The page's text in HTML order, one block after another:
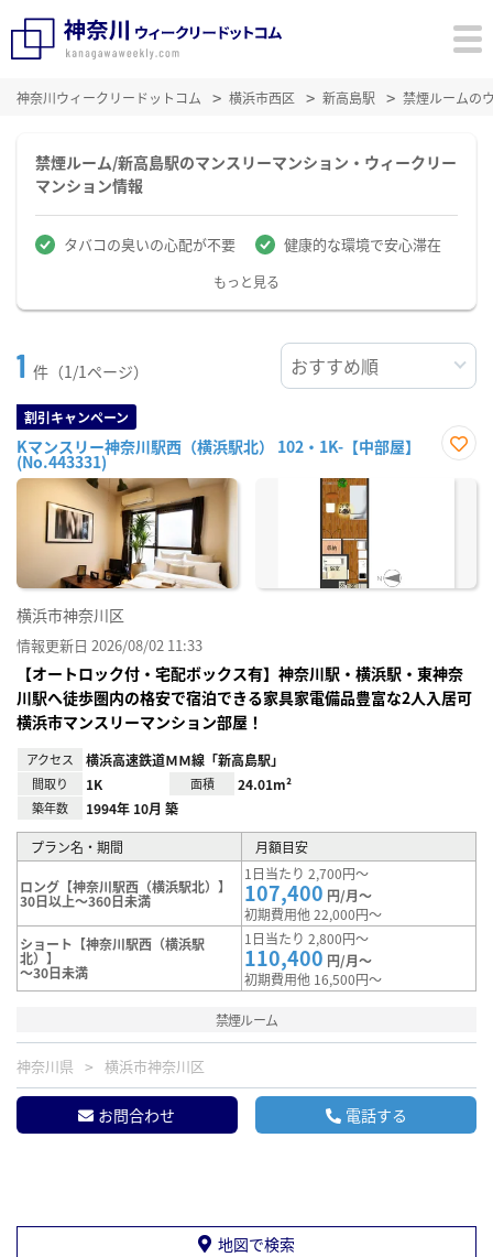
神奈川ウィークリードットコム 横浜市西区 新高島駅 禁煙ルームの
禁煙ルーム/新高島駅のマンスリーマンション・ウィークリー
マンション情報
タバコの臭いの心配が不要 健康的な環境で安心滞在
もっと見る
1 件（1/1ページ）
割引キャンペーン
Kマンスリー神奈川駅西（横浜駅北） 102・1K-【中部屋】
(No.443331)
に入
横浜市神奈川区
情報更新日 2026/08/02 11:33
【オートロック付・宅配ボックス有】神奈川駅・横浜駅・東神奈
川駅へ徒歩圏内の格安で宿泊できる家具家電備品豊富な2人入居可
横浜市マンスリーマンション部屋！
アクセス 横浜高速鉄道ＭＭ線「新高島駅」
間取り 1K 面積 24.01m²
築年数 1994年 10月 築
プラン名・期間 月額目安
ロング【神奈川駅西（横浜駅北）】
30日以上～360日未満
1日当たり 2,700円～
107,400 円/月～
初期費用他 22,000円～
ショート【神奈川駅西（横浜駅
北）】
～30日未満
1日当たり 2,800円～
110,400 円/月～
初期費用他 16,500円～
禁煙ルーム
神奈川県 横浜市神奈川区
お問合わせ 電話する
地図で検索